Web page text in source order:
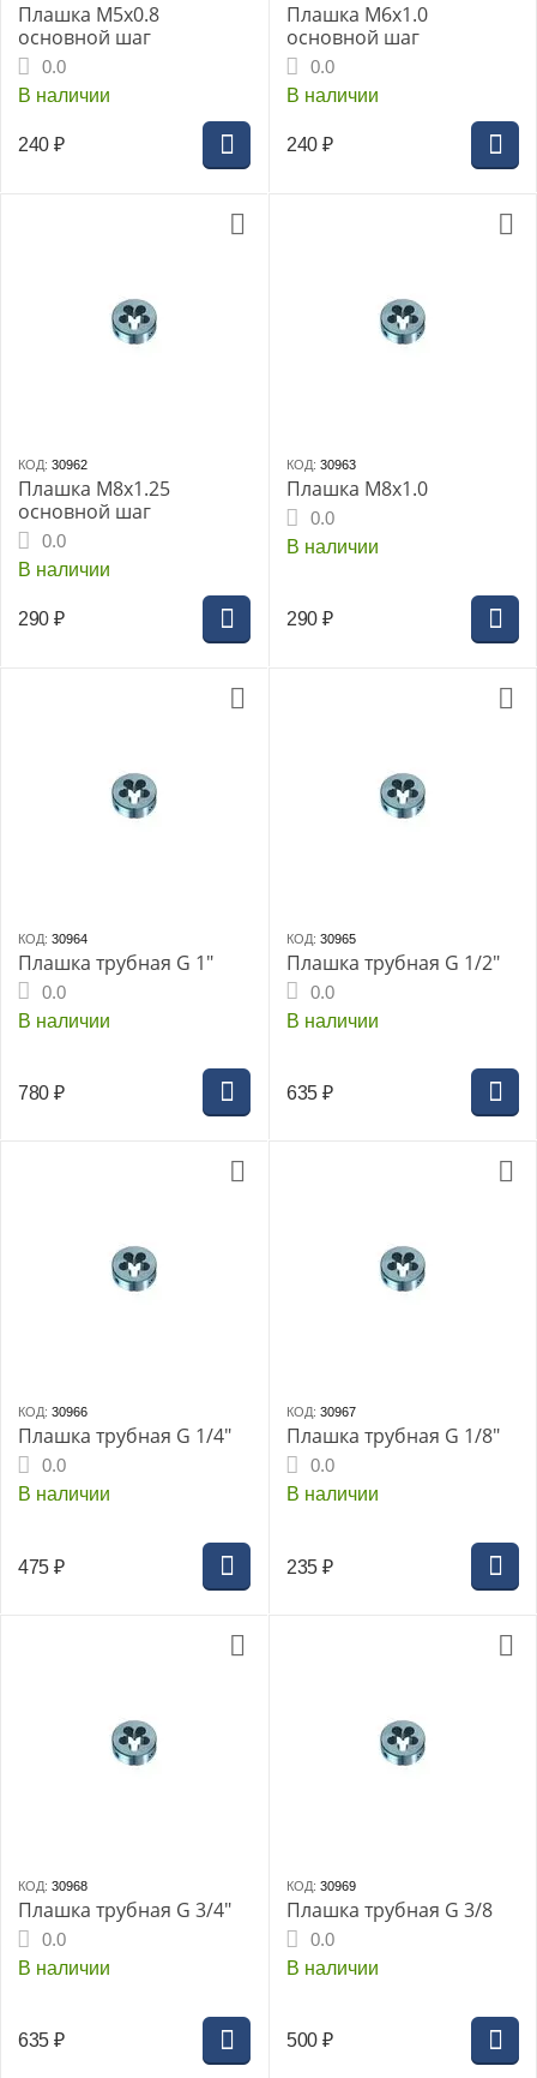
Плашка М5x0.8
основной шаг
0.0
В наличии
240 ₽
Плашка М6х1.0
основной шаг
0.0
В наличии
240 ₽
КОД: 30962
Плашка М8x1.25
основной шаг
0.0
В наличии
290 ₽
КОД: 30963
Плашка М8х1.0
0.0
В наличии
290 ₽
КОД: 30964
Плашка трубная G 1"
0.0
В наличии
780 ₽
КОД: 30965
Плашка трубная G 1/2"
0.0
В наличии
635 ₽
КОД: 30966
Плашка трубная G 1/4"
0.0
В наличии
475 ₽
КОД: 30967
Плашка трубная G 1/8"
0.0
В наличии
235 ₽
КОД: 30968
Плашка трубная G 3/4"
0.0
В наличии
635 ₽
КОД: 30969
Плашка трубная G 3/8
0.0
В наличии
500 ₽